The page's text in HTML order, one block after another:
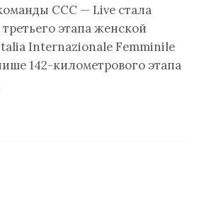
CCC — Live стала
этапа женской
Internazionale Femminile
142-километрового этапа